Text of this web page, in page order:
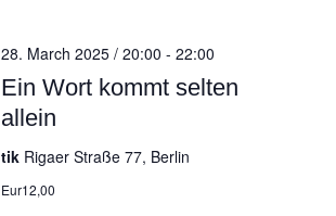
Ein Wort kommt selten
allein
28. March 2025 / 20:00 - 22:00
tik Rigaer Straße 77, Berlin
Eur12,00